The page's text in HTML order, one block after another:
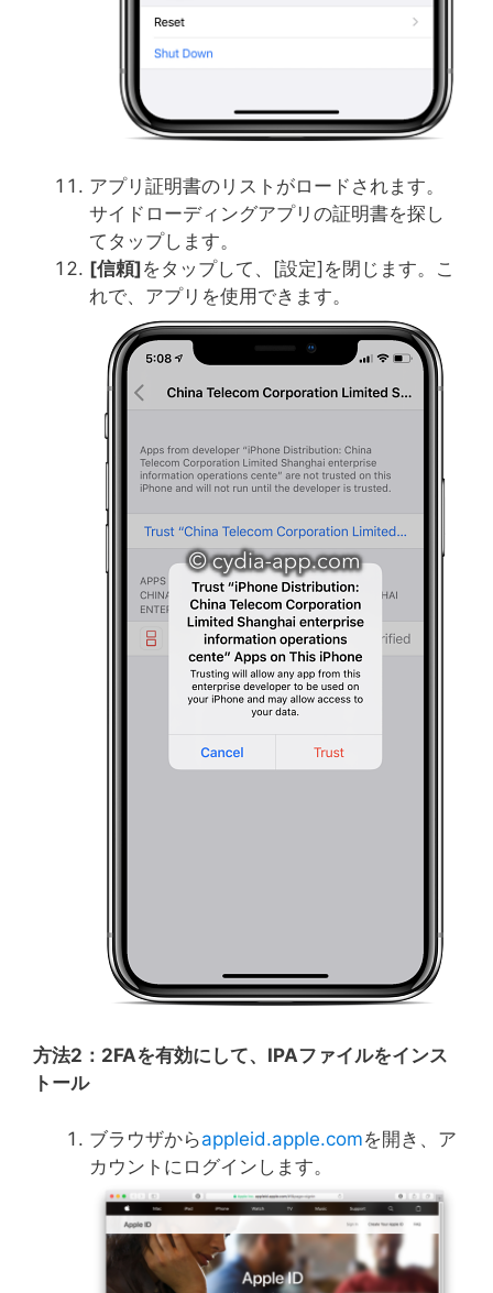
アプリ証明書のリストがロードされます。
サイドローディングアプリの証明書を探し
てタップします。
[信頼]をタップして、[設定]を閉じます。こ
れで、アプリを使用できます。
方法2 ： 2FAを有効にして、 IPAファイルをインス
トール
ブラウザからappleid.apple.comを開き、ア
カウントにログインします。